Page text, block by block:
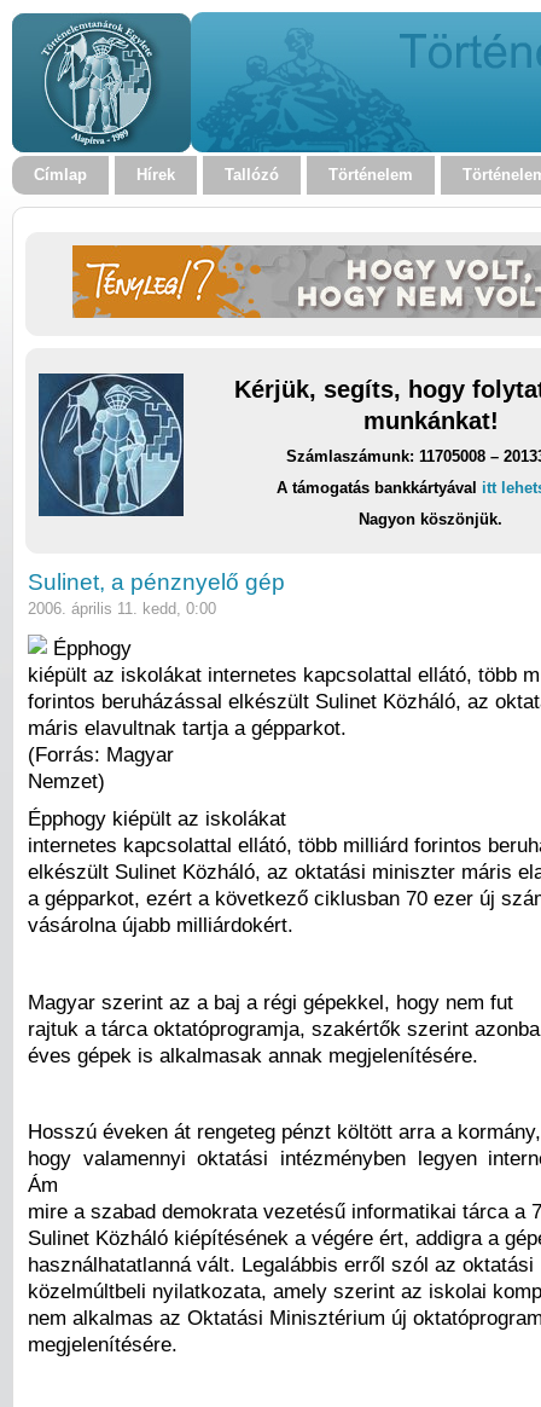
Címlap Hírek Tallózó Történelem
Kérjük, segíts, hogy
munkánkat!
Számlaszámunk: 11705008 –
A támogatás bankkártyával itt
Nagyon köszönjük.
Sulinet, a pénznyelő gép
2006. április 11. kedd, 0:00
Épphogy
kiépült az iskolákat internetes kapcsolattal ellátó, több
forintos beruházással elkészült Sulinet Közháló, az
máris elavultnak tartja a gépparkot.
(Forrás: Magyar
Nemzet)
Épphogy kiépült az iskolákat
internetes kapcsolattal ellátó, több milliárd forintos
elkészült Sulinet Közháló, az oktatási miniszter máris
a gépparkot, ezért a következő ciklusban 70 ezer új
vásárolna újabb milliárdokért.
Magyar szerint az a baj a régi gépekkel, hogy nem fut
rajtuk a tárca oktatóprogramja, szakértők szerint
éves gépek is alkalmasak annak megjelenítésére.
Hosszú éveken át rengeteg pénzt költött arra a kormány,
hogy valamennyi oktatási intézményben legyen
Ám
mire a szabad demokrata vezetésű informatikai tárca a
Sulinet Közháló kiépítésének a végére ért, addigra a
használhatatlanná vált. Legalábbis erről szól az
közelmúltbeli nyilatkozata, amely szerint az iskolai
nem alkalmas az Oktatási Minisztérium új
megjelenítésére.